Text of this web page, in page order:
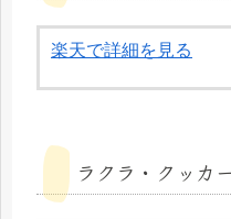
楽天で詳細を見る
ラクラ・クッカ